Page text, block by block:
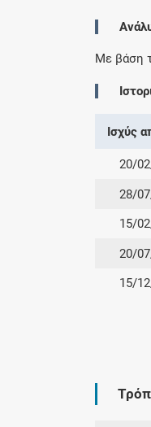
Με βάση
Ισχύς
20/
28/
15/
20/
15/